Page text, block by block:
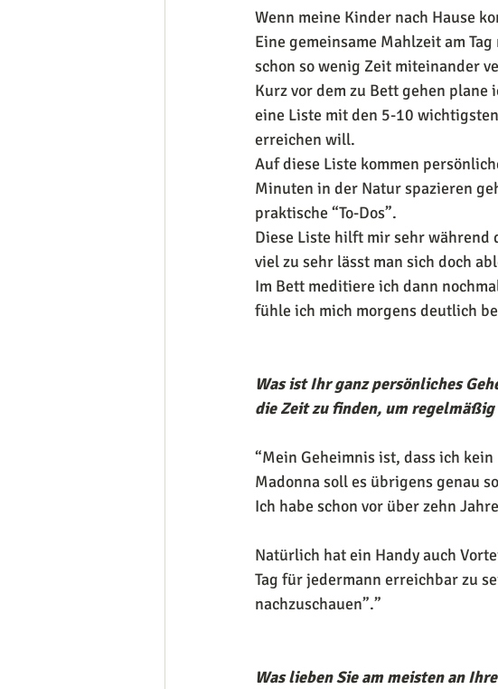
Wenn meine Kinder nach Hause
Eine gemeinsame Mahlzeit am
schon so wenig Zeit miteinander
Kurz vor dem zu Bett gehen plane
eine Liste mit den 5-10
erreichen will.
Auf diese Liste kommen
Minuten in der Natur spazieren
praktische “To-Dos”.
Diese Liste hilft mir sehr während
viel zu sehr lässt man sich doch
Im Bett meditiere ich dann
fühle ich mich morgens deutlich
Was ist Ihr ganz persönliches
die Zeit zu finden, um
“Mein Geheimnis ist, dass ich
Madonna soll es übrigens genau
Ich habe schon vor über zehn
Natürlich hat ein Handy auch
Tag für jedermann erreichbar zu
nachzuschauen”.”
Was lieben Sie am meisten an